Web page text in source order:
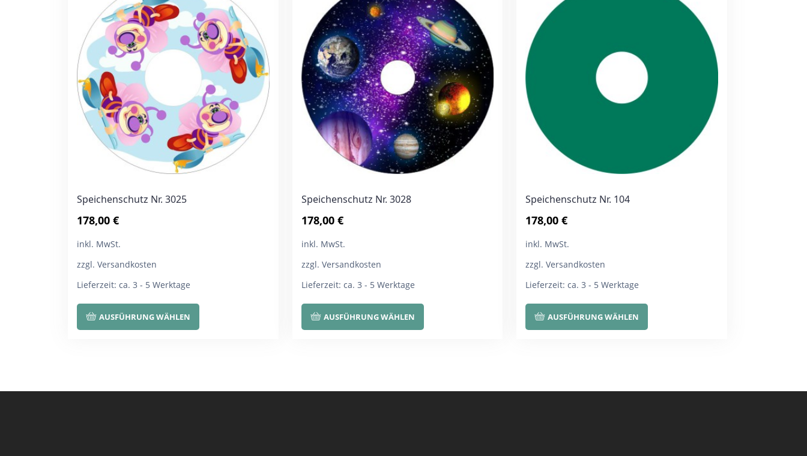
Speichenschutz Nr. 3025
178,00€
inkl. MwSt.
zzgl. Versandkosten
Lieferzeit:ca. 3 - 5 Werktage
AUSFÜHRUNG WÄHLEN
Dieses
auf.
Speichenschutz Nr. 3028
178,00 €
inkl. MwSt.
zzgl. Versandkosten
Lieferzeit: ca. 3 - 5 Werktage
AUSFÜHRUNG WÄHLEN
Dieses
auf.
Speichenschutz Nr. 104
178,00€
inkl. MwSt.
zzgl. Versandkosten
Lieferzeit:ca. 3 - 5 Werktage
AUSFÜHRUNG WÄHLEN
Dieses
auf.